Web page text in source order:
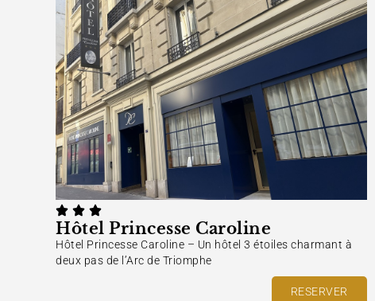
Hôtel Princesse Caroline
Hôtel Princesse Caroline – Un hôtel 3 étoiles charmant à
deux pas de l’Arc de Triomphe
RESERVER